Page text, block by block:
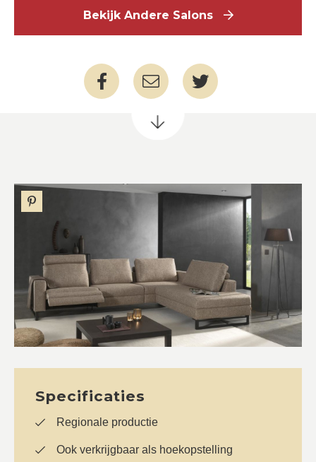
Bekijk Andere Salons
Specificaties
Regionale productie
Ook verkrijgbaar als hoekopstelling